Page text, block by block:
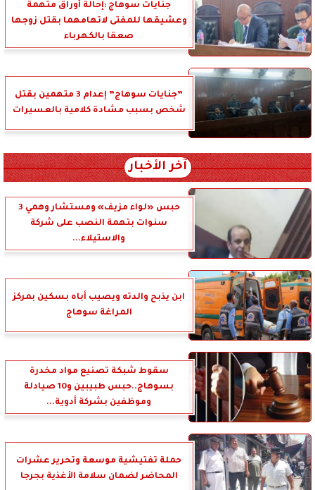
جنايات سوهاج :إحالة أوراق متهمة
وعشيقها للمفتى لاتهامهما بقتل زوجها
صعقا بالكهرباء
”جنايات سوهاج” إعدام 3 متهمين بقتل
شخص بسبب مشادة كلامية بالعسيرات
آخر الأخبار
حبس «لواء مزيف» ومستشار وهمي 3
سنوات بتهمة النصب على شركة
والاستيلاء...
ابن يذبح والدته ويصيب أباه بسكين بمركز
المراغة سوهاج
سقوط شبكة تصنيع مواد مخدرة
بسوهاج..حبس طبيبين و10 صيادلة
وموظفين بشركة أدوية...
حملة تفتيشية موسعة وتحرير عشرات
المحاضر لضمان سلامة الأغذية بجرجا